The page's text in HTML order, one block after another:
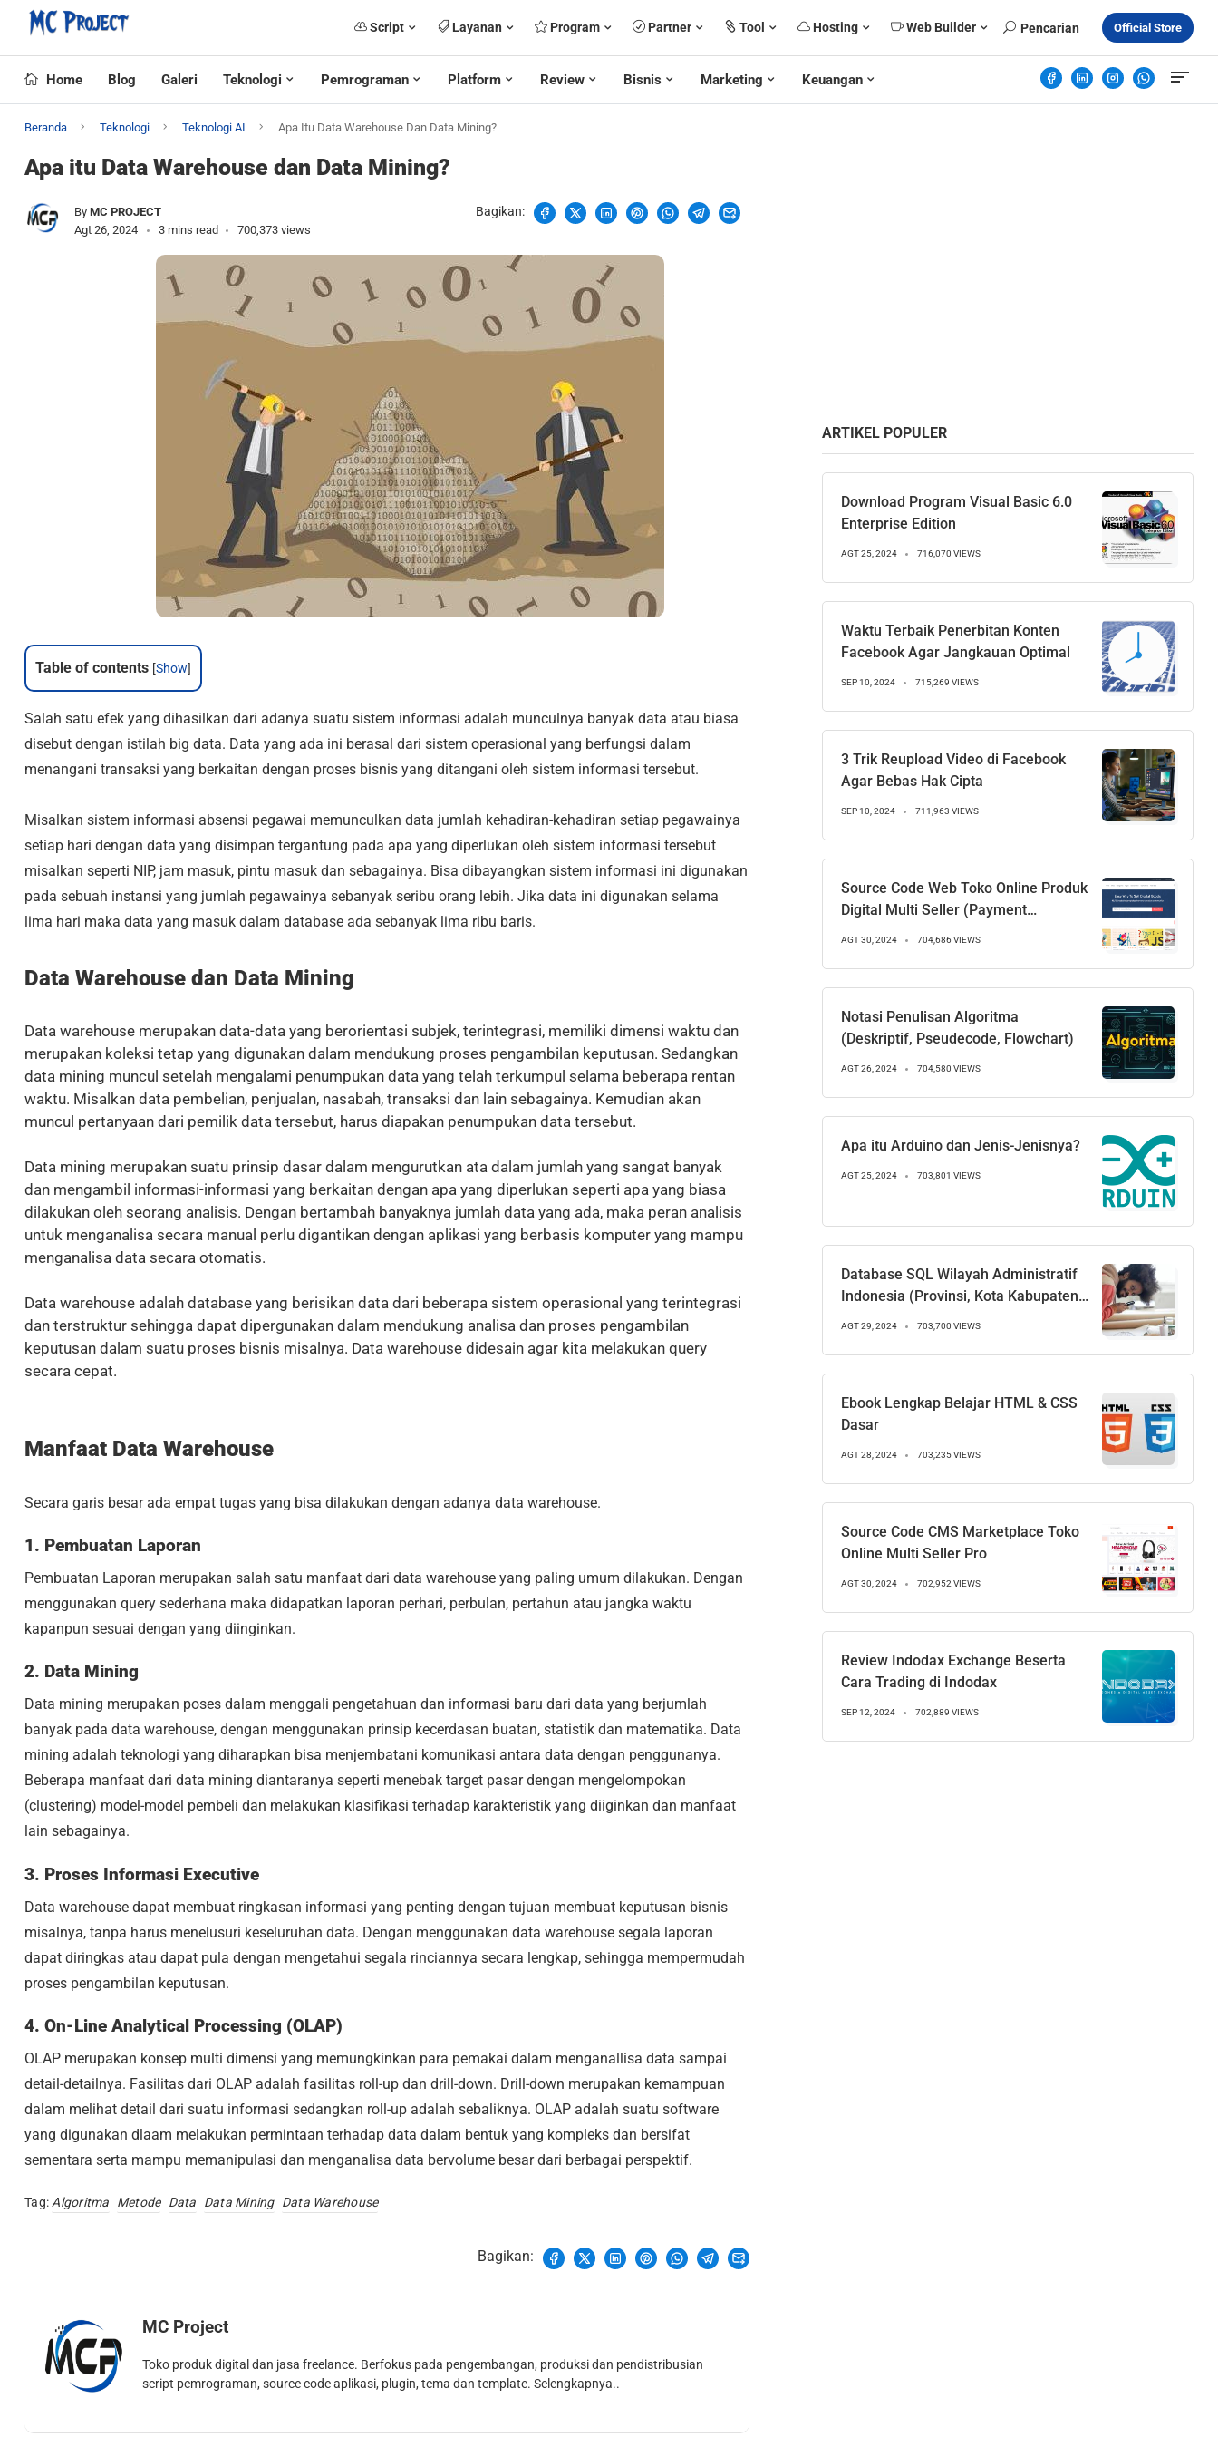
Script Layanan Program Partner Tool Hosting Web Builder Pencarian Official Store
Home Blog Galeri Teknologi Pemrograman Platform Review Bisnis Marketing Keuangan
Beranda Teknologi Teknologi AI Apa Itu Data Warehouse Dan Data Mining?
Apa itu Data Warehouse dan Data Mining?
By MC PROJECT
Agt 26, 2024
3 mins read 700,373 views
Bagikan:
Table of contents [Show]
Salah satu efek yang dihasilkan dari adanya suatu sistem informasi adalah munculnya banyak data atau biasa
disebut dengan istilah big data. Data yang ada ini berasal dari sistem operasional yang berfungsi dalam
menangani transaksi yang berkaitan dengan proses bisnis yang ditangani oleh sistem informasi tersebut.
Misalkan sistem informasi absensi pegawai memunculkan data jumlah kehadiran-kehadiran setiap pegawainya
setiap hari dengan data yang disimpan tergantung pada apa yang diperlukan oleh sistem informasi tersebut
misalkan seperti NIP, jam masuk, pintu masuk dan sebagainya. Bisa dibayangkan sistem informasi ini digunakan
pada sebuah instansi yang jumlah pegawainya sebanyak seribu orang lebih. Jika data ini digunakan selama
lima hari maka data yang masuk dalam database ada sebanyak lima ribu baris.
Data Warehouse dan Data Mining
Data warehouse merupakan data-data yang berorientasi subjek, terintegrasi, memiliki dimensi waktu dan
merupakan koleksi tetap yang digunakan dalam mendukung proses pengambilan keputusan. Sedangkan
data mining muncul setelah mengalami penumpukan data yang telah terkumpul selama beberapa rentan
waktu. Misalkan data pembelian, penjualan, nasabah, transaksi dan lain sebagainya. Kemudian akan
muncul pertanyaan dari pemilik data tersebut, harus diapakan penumpukan data tersebut.
Data mining merupakan suatu prinsip dasar dalam mengurutkan ata dalam jumlah yang sangat banyak
dan mengambil informasi-informasi yang berkaitan dengan apa yang diperlukan seperti apa yang biasa
dilakukan oleh seorang analisis. Dengan bertambah banyaknya jumlah data yang ada, maka peran analisis
untuk menganalisa secara manual perlu digantikan dengan aplikasi yang berbasis komputer yang mampu
menganalisa data secara otomatis.
Data warehouse adalah database yang berisikan data dari beberapa sistem operasional yang terintegrasi
dan terstruktur sehingga dapat dipergunakan dalam mendukung analisa dan proses pengambilan
keputusan dalam suatu proses bisnis misalnya. Data warehouse didesain agar kita melakukan query
secara cepat.
Manfaat Data Warehouse
Secara garis besar ada empat tugas yang bisa dilakukan dengan adanya data warehouse.
1. Pembuatan Laporan
Pembuatan Laporan merupakan salah satu manfaat dari data warehouse yang paling umum dilakukan. Dengan
menggunakan query sederhana maka didapatkan laporan perhari, perbulan, pertahun atau jangka waktu
kapanpun sesuai dengan yang diinginkan.
2. Data Mining
Data mining merupakan poses dalam menggali pengetahuan dan informasi baru dari data yang berjumlah
banyak pada data warehouse, dengan menggunakan prinsip kecerdasan buatan, statistik dan matematika. Data
mining adalah teknologi yang diharapkan bisa menjembatani komunikasi antara data dengan penggunanya.
Beberapa manfaat dari data mining diantaranya seperti menebak target pasar dengan mengelompokan
(clustering) model-model pembeli dan melakukan klasifikasi terhadap karakteristik yang diiginkan dan manfaat
lain sebagainya.
3. Proses Informasi Executive
Data warehouse dapat membuat ringkasan informasi yang penting dengan tujuan membuat keputusan bisnis
misalnya, tanpa harus menelusuri keseluruhan data. Dengan menggunakan data warehouse segala laporan
dapat diringkas atau dapat pula dengan mengetahui segala rinciannya secara lengkap, sehingga mempermudah
proses pengambilan keputusan.
4. On-Line Analytical Processing (OLAP)
OLAP merupakan konsep multi dimensi yang memungkinkan para pemakai dalam menganallisa data sampai
detail-detailnya. Fasilitas dari OLAP adalah fasilitas roll-up dan drill-down. Drill-down merupakan kemampuan
dalam melihat detail dari suatu informasi sedangkan roll-up adalah sebaliknya. OLAP adalah suatu software
yang digunakan dlaam melakukan permintaan terhadap data dalam bentuk yang kompleks dan bersifat
sementara serta mampu memanipulasi dan menganalisa data bervolume besar dari berbagai perspektif.
Tag: Algoritma Metode Data Data Mining Data Warehouse
Bagikan:
MC Project
Toko produk digital dan jasa freelance. Berfokus pada pengembangan, produksi dan pendistribusian
script pemrograman, source code aplikasi, plugin, tema dan template. Selengkapnya..
ARTIKEL POPULER
Download Program Visual Basic 6.0
Enterprise Edition
AGT 25, 2024 716,070 VIEWS
Waktu Terbaik Penerbitan Konten
Facebook Agar Jangkauan Optimal
SEP 10, 2024 715,269 VIEWS
3 Trik Reupload Video di Facebook
Agar Bebas Hak Cipta
SEP 10, 2024 711,963 VIEWS
Source Code Web Toko Online Produk
Digital Multi Seller (Payment
AGT 30, 2024 704,686 VIEWS
Notasi Penulisan Algoritma
(Deskriptif, Pseudecode, Flowchart)
AGT 26, 2024 704,580 VIEWS
Apa itu Arduino dan Jenis-Jenisnya?
AGT 25, 2024 703,801 VIEWS
Database SQL Wilayah Administratif
Indonesia (Provinsi, Kota Kabupaten,
AGT 29, 2024 703,700 VIEWS
Ebook Lengkap Belajar HTML & CSS
Dasar
AGT 28, 2024 703,235 VIEWS
Source Code CMS Marketplace Toko
Online Multi Seller Pro
AGT 30, 2024 702,952 VIEWS
Review Indodax Exchange Beserta
Cara Trading di Indodax
SEP 12, 2024 702,889 VIEWS